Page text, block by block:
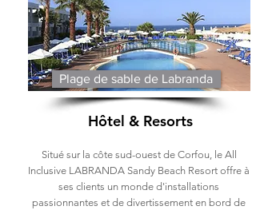
Plage de sable de Labranda
Hôtel & Resorts
Situé sur la côte sud-ouest de Corfou, le All
Inclusive LABRANDA Sandy Beach Resort offre à
ses clients un monde d'installations
passionnantes et de divertissement en bord de